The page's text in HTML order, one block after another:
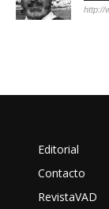
http://
Editorial
Contacto
RevistaVAD